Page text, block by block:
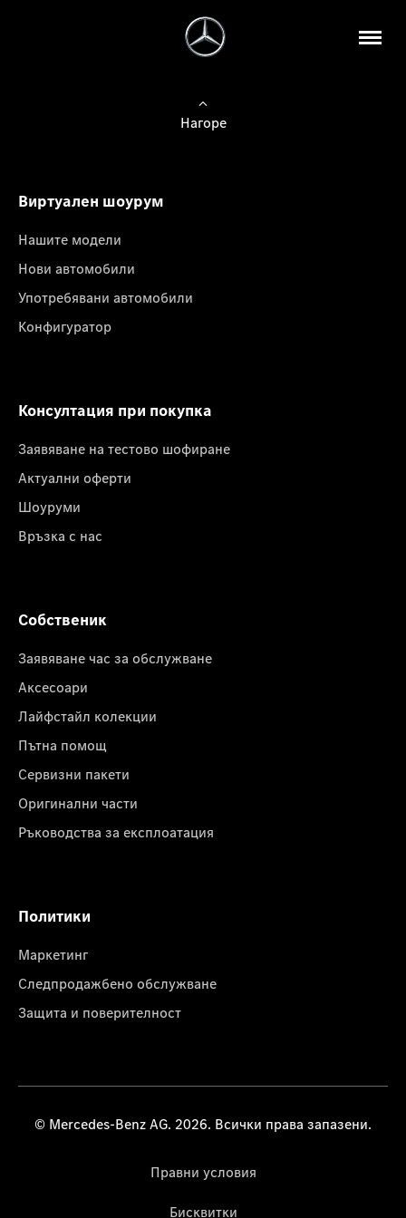
Нагоре
Виртуален шоурум
Нашите модели
Нови автомобили
Употребявани автомобили
Конфигуратор
Консултация при покупка
Заявяване на тестово шофиране
Актуални оферти
Шоуруми
Връзка с нас
Собственик
Заявяване час за обслужване
Аксесоари
Лайфстайл колекции
Пътна помощ
Сервизни пакети
Оригинални части
Ръководства за експлоатация
Политики
Маркетинг
Следпродажбено обслужване
Защита и поверителност
© Mercedes-Benz AG. 2026. Всички права запазени.
Правни условия
Бисквитки